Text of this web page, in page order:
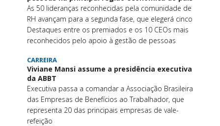
As 50 lideranças reconhecidas pela comunidade de
RH avançam para a segunda fase, que elegerá cinco
Destaques entre os premiados e os 10 CEOs mais
reconhecidos pelo apoio à gestão de pessoas
CARREIRA
Viviane Mansi assume a presidência executiva
da ABBT
Executiva passa a comandar a Associação Brasileira
das Empresas de Benefícios ao Trabalhador, que
representa 20 das principais empresas de vale-
refeição